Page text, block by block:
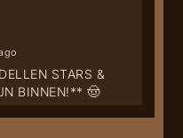
STARS &
BINNEN!** 🤠